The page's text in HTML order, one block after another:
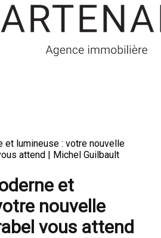
et lumineuse : votre nouvelle
attend | Michel Guilbault
et
nouvelle
vous attend